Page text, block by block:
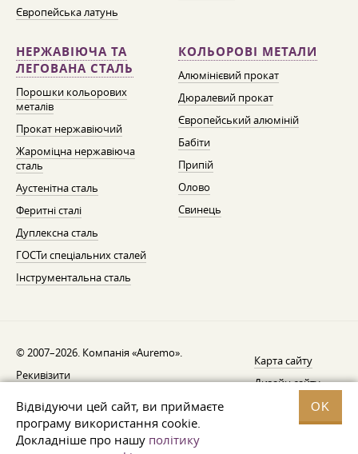
Відвідуючи цей сайт, ви приймаєте
програму використання cookie.
Докладніше про нашу політику
OK
Європейська латунь
НЕРЖАВІЮЧА ТА
ЛЕГОВАНА СТАЛЬ
Порошки кольорових
металів
Прокат нержавіючий
Жароміцна нержавіюча
сталь
Аустенітна сталь
Феритні сталі
Дуплексна сталь
ГОСТи спеціальних сталей
Інструментальна сталь
КОЛЬОРОВІ МЕТАЛИ
Алюмінієвий прокат
Дюралевий прокат
Європейський алюміній
Бабіти
Припій
Олово
Свинець
© 2007–2026. Компанія «Auremo».
Рекивізити
Повідомлення про відкликання
Захист даних
Карта сайту
Дизайн сайту —